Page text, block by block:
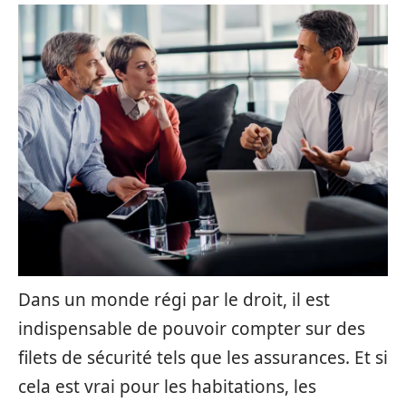
Dans un monde régi par le droit, il est
indispensable de pouvoir compter sur des
filets de sécurité tels que les assurances. Et si
cela est vrai pour les habitations, les